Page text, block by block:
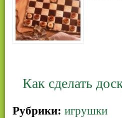
Как сделать
Рубрики: игрушки